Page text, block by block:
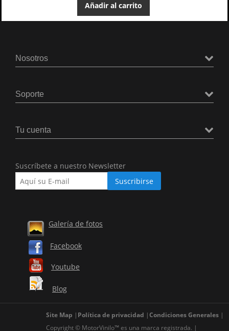
Añadir al carrito
Nosotros
Soporte
Tu cuenta
Suscríbete a nuestro Newsletter
Galería de fotos
Facebook
Youtube
Blog
Site Map Política de privacidad
Condiciones Generales
Copyright © MotorVinilo™ es una marca registrada.